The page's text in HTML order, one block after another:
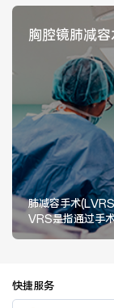
招聘职
胸腔镜肺减
肺减容手术
VRS是指通过手
肺组织来治疗
快捷服务